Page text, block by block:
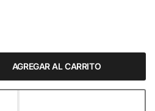
AGREGAR AL CARRITO